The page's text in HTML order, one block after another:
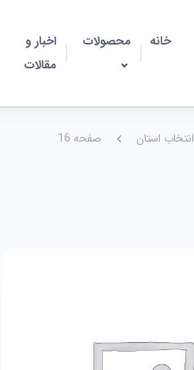
خانه محصولات
اخبار و
مقالات
انتخاب استان صفحه 16